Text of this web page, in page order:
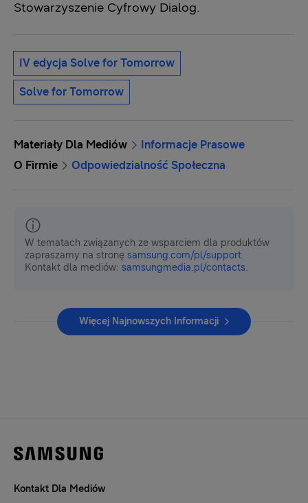
Stowarzyszenie Cyfrowy Dialog.‎
IV edycja Solve for Tomorrow
Solve for Tomorrow
Materiały Dla Mediów
Informacje Prasowe
O Firmie
Odpowiedzialność Społeczna
W tematach związanych ze wsparciem dla produktów
zapraszamy na stronę samsung.com/pl/support.
Kontakt dla mediów: samsungmedia.pl/contacts.
Więcej Najnowszych Informacji
Kontakt Dla Mediów